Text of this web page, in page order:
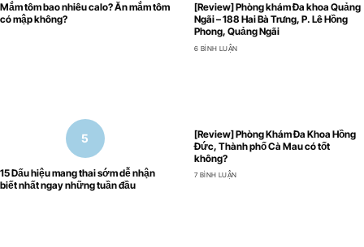
Mắm tôm bao nhiêu calo? Ăn mắm tôm
có mập không?
[Review] Phòng khám Đa khoa Quảng
Ngãi – 188 Hai Bà Trưng, P. Lê Hồng
Phong, Quảng Ngãi
6 BÌNH LUẬN
15 Dấu hiệu mang thai sớm dễ nhận
biết nhất ngay những tuần đầu
[Review] Phòng Khám Đa Khoa Hồng
Đức, Thành phố Cà Mau có tốt
không?
7 BÌNH LUẬN